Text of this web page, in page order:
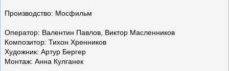
Производство: Мосфильм
Оператор: Валентин Павлов, Виктор Масленников
Композитор: Тихон Хренников
Художник: Артур Бергер
Монтаж: Анна Кулганек